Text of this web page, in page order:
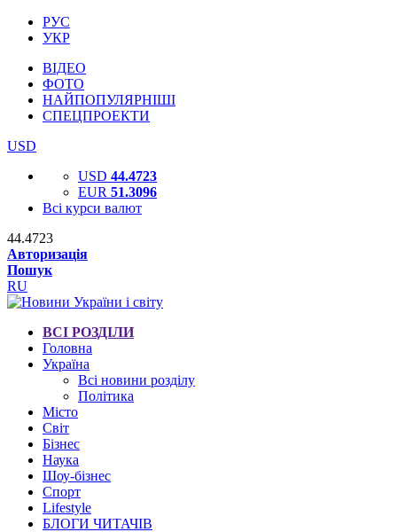
РУС
УКР
ВІДЕО
ФОТО
НАЙПОПУЛЯРНІШІ
СПЕЦПРОЕКТИ
USD
USD 44.4723
EUR 51.3096
Всі курси валют
44.4723
Авторизація
Пошук
RU
ВСІ РОЗДІЛИ
Головна
Україна
Всі новини розділу
Політика
Місто
Світ
Бізнес
Наука
Шоу-бізнес
Спорт
Lifestyle
БЛОГИ ЧИТАЧІВ